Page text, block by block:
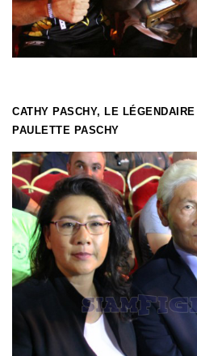
CATHY PASCHY, LE
PAULETTE PASCHY